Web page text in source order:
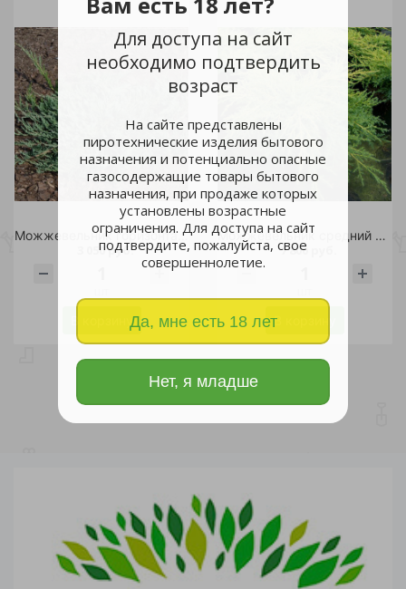
Для доступа на сайт
необходимо подтвердить
возраст
На сайте представлены
пиротехнические изделия бытового
назначения и потенциально опасные
газосодержащие товары бытового
назначения, при продаже которых
установлены возрастные
ограничения. Для доступа на сайт
подтвердите, пожалуйста, свое
совершеннолетие.
Да, мне есть 18 лет
Нет, я младше
Можжевельник горизонтальный Джейд Ривер С10шт/Juniperus horizontalis Jade River
3 050 руб.
В корзину
Можжевельник средний Голдкиссен С20 1шт/Juniperus media Goldkissen
7 800 руб.
В корзину